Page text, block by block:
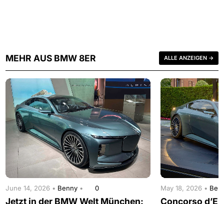
MEHR AUS BMW 8ER ALLE ANZEIGEN →
June 14, 2026 • Benny • 0
Jetzt in der BMW Welt München:
May 18, 2026 •
Concorso